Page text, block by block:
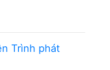
Trình phát